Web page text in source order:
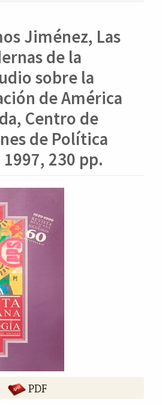
Jiménez, Las
de la
sobre la
de América
Centro de
de Política
230 pp.
PDF